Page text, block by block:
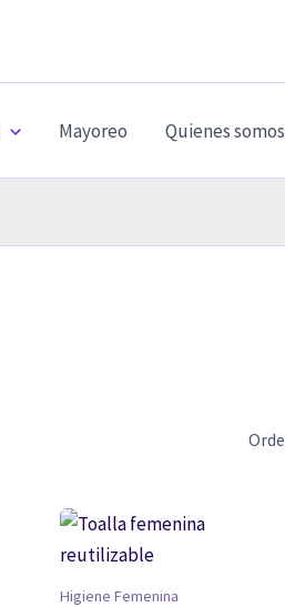
Mayoreo Quienes somos
Higiene Femenina